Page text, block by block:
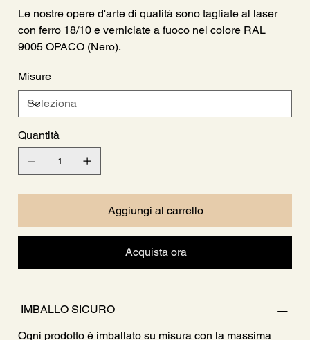
Le nostre opere d'arte di qualità sono tagliate al laser
con ferro 18/10 e verniciate a fuoco nel colore RAL
9005 OPACO (Nero).
Misure
Quantità
Aggiungi al carrello
Acquista ora
IMBALLO SICURO
Ogni prodotto è imballato su misura con la massima